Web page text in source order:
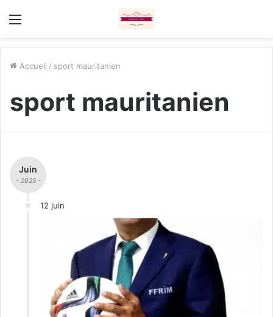
Menu
Accueil / sport mauritanien
sport mauritanien
Juin
- 2025 -
12 juin